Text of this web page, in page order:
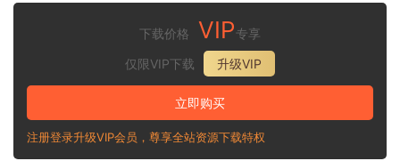
下载价格 VIP专享
仅限VIP下载
升级VIP
立即购买
注册登录升级VIP会员，尊享全站资源下载特权